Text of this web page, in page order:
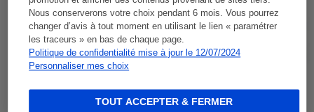
Nous conserverons votre choix pendant 6 mois. Vous pourrez
changer d’avis à tout moment en utilisant le lien « paramétrer
les traceurs » en bas de chaque page.
Politique de confidentialité mise à jour le 12/07/2024
Personnaliser mes choix
TOUT ACCEPTER & FERMER